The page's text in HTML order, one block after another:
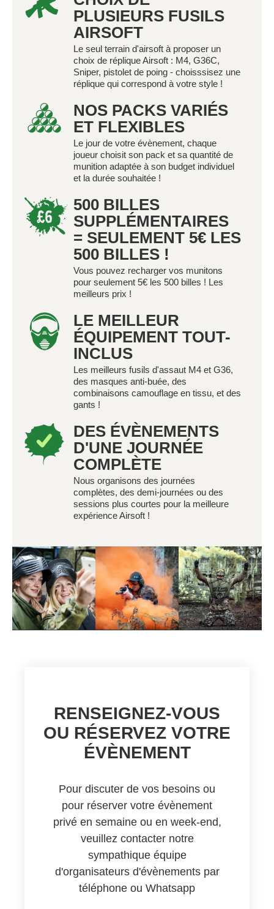
PLUSIEURS FUSILS
AIRSOFT
Le seul terrain d'airsoft à proposer un
choix de réplique Airsoft : M4, G36C,
Sniper, pistolet de poing - choisssisez une
réplique qui correspond à votre style !
NOS PACKS VARIÉS
ET FLEXIBLES
Le jour de votre évènement, chaque
joueur choisit son pack et sa quantité de
munition adaptée à son budget individuel
et la durée souhaitée !
500 BILLES
SUPPLÉMENTAIRES
= SEULEMENT 5€ LES
500 BILLES !
Vous pouvez recharger vos munitons
pour seulement 5€ les 500 billes ! Les
meilleurs prix !
LE MEILLEUR
ÉQUIPEMENT TOUT-
INCLUS
Les meilleurs fusils d'assaut M4 et G36,
des masques anti-buée, des
combinaisons camouflage en tissu, et des
gants !
DES ÉVÈNEMENTS
D'UNE JOURNÉE
COMPLÈTE
Nous organisons des journées
complètes, des demi-journées ou des
sessions plus courtes pour la meilleure
expérience Airsoft !
RENSEIGNEZ-VOUS
OU RÉSERVEZ VOTRE
ÉVÈNEMENT
Pour discuter de vos besoins ou
pour réserver votre évènement
privé en semaine ou en week-end,
veuillez contacter notre
sympathique équipe
d'organisateurs d'évènements par
téléphone ou Whatsapp